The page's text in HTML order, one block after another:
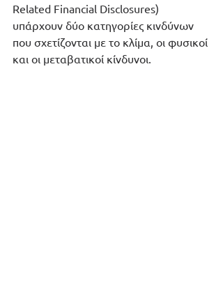
Related Financial Disclosures)
υπάρχουν δύο κατηγορίες κινδύνων
που σχετίζονται με το κλίμα, οι φυσικοί
και οι μεταβατικοί κίνδυνοι.